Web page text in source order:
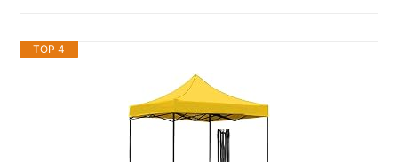
TOP 4